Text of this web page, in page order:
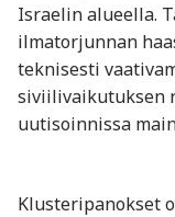
Israelin alueella.
ilmatorjunnan
teknisesti
siviilivaikutuksen
uutisoinnissa
Klusteripanokset